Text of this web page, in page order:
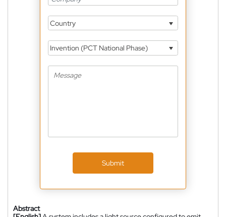
Country
Invention (PCT National Phase)
Submit
Abstract